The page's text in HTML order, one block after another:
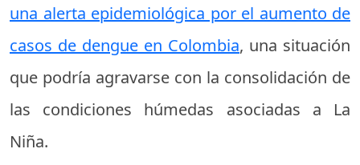
una alerta epidemiológica por el aumento de
casos de dengue en Colombia, una situación
que podría agravarse con la consolidación de
las condiciones húmedas asociadas a La
Niña.